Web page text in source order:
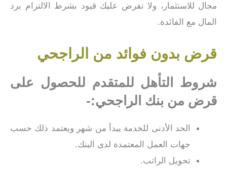
مجال للاستثمار، ولا تفرض عليك قيود بشرط الالتزام برد
المال مع الفائدة.
قرض بدون فوائد من الراجحي
شروط التأهل للمتقدم للحصول على
قرض من بنك الراجحي:-
الحد الأدنى للخدمة يبدأ من شهر ويعتمد ذلك حسب
جهات العمل المعتمدة لدى البنك.
تحويل الراتب.